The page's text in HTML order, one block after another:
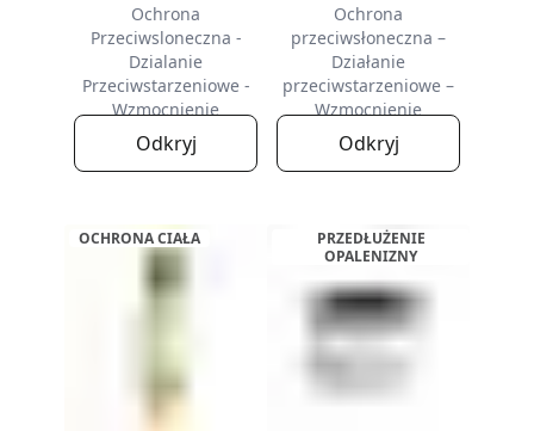
Ochrona
Przeciwsloneczna -
Dzialanie
Przeciwstarzeniowe -
Wzmocnienie
Opalenizny
Odkryj
Ochrona
przeciwsłoneczna –
Działanie
przeciwstarzeniowe –
Wzmocnienie
opalenizny
Odkryj
OCHRONA CIAŁA
PRZEDŁUŻENIE
OPALENIZNY